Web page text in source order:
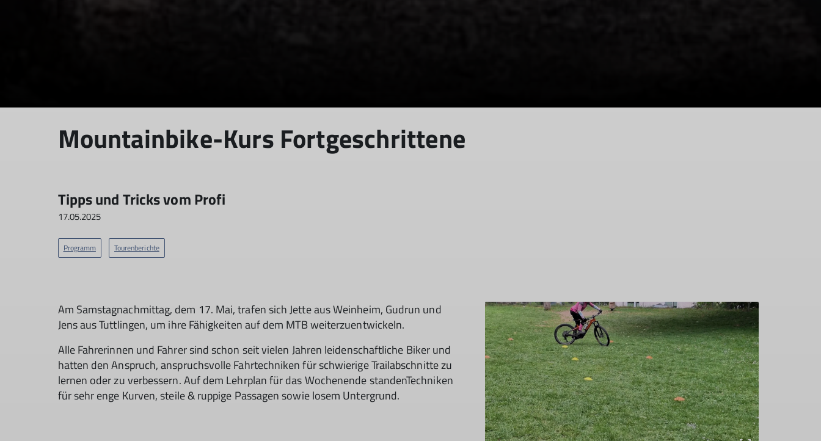
Mountainbike-Kurs Fortgeschrittene
Tipps und Tricks vom Profi
17.05.2025
Programm Tourenberichte
Am Samstagnachmittag, dem 17. Mai, trafen sich Jette aus Weinheim, Gudrun und
Jens aus Tuttlingen, um ihre Fähigkeiten auf dem MTB weiterzuentwickeln.
Alle Fahrerinnen und Fahrer sind schon seit vielen Jahren leidenschaftliche Biker und
hatten den Anspruch, anspruchsvolle Fahrtechniken für schwierige Trailabschnitte zu
lernen oder zu verbessern. Auf dem Lehrplan für das Wochenende standenTechniken
für sehr enge Kurven, steile & ruppige Passagen sowie losem Untergrund.